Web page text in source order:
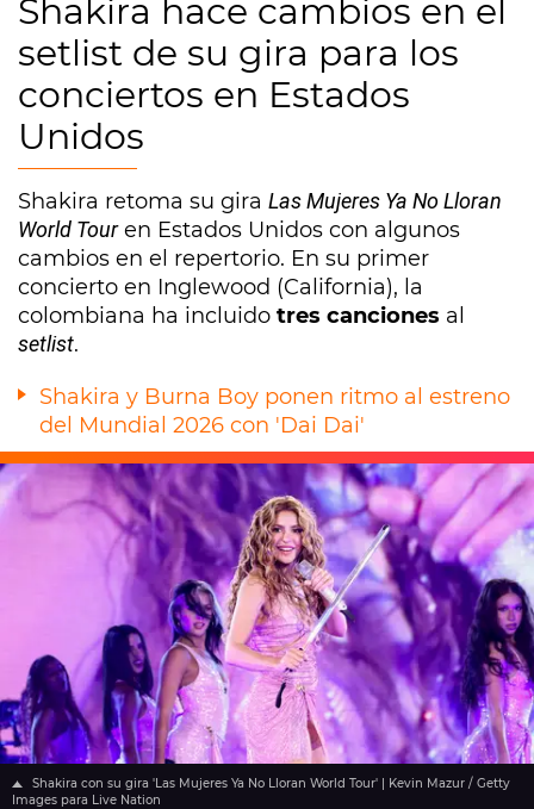
Shakira hace cambios en el
setlist de su gira para los
conciertos en Estados
Unidos
Shakira retoma su gira Las Mujeres Ya No Lloran
World Touren Estados Unidos con algunos
cambios en el repertorio. En su primer
concierto en Inglewood (California), la
colombiana ha incluido tres canciones al
setlist.
Shakira y Burna Boy ponen ritmo al estreno
del Mundial 2026 con 'Dai Dai'
Shakira con su gira 'Las Mujeres Ya No Lloran World Tour' | Kevin Mazur / Getty
Images para Live Nation